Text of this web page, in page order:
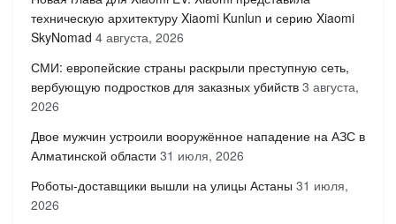
техническую архитектуру Xiaomi Kunlun и серию Xiaomi
SkyNomad 4 августа, 2026
СМИ: европейские страны раскрыли преступную сеть,
вербующую подростков для заказных убийств 3 августа,
2026
Двое мужчин устроили вооружённое нападение на АЗС в
Алматинской области 31 июля, 2026
Роботы-доставщики вышли на улицы Астаны 31 июля,
2026